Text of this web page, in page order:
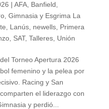
| AFA, Banfield
, Gimnasia y Esgrima La
Lanús, newells, Primera
, SAT, Talleres, Unión
Torneo Apertura 2026
femenino y la pelea por
Racing y San
el liderazgo con
y perdió...